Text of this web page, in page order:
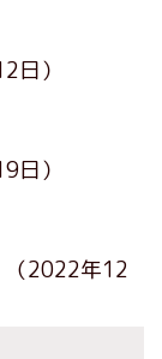
日）
日）
（2022年12